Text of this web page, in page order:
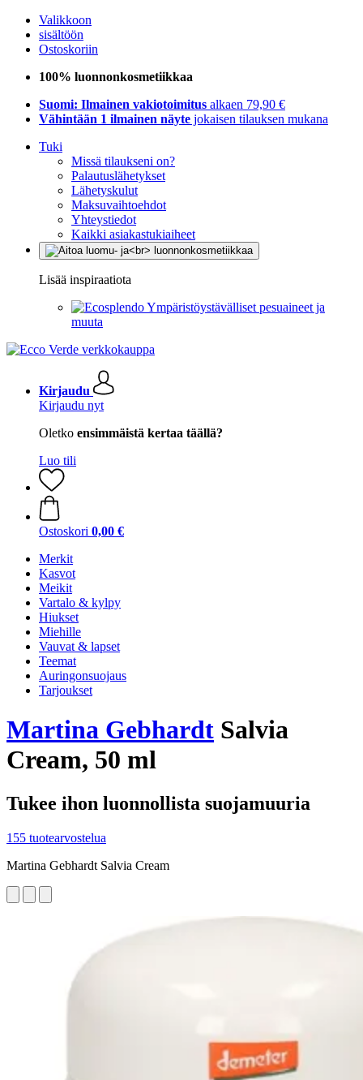
Valikkoon
sisältöön
Ostoskoriin
100% luonnonkosmetiikkaa
Suomi: Ilmainen vakiotoimitus alkaen 79,90 €
Vähintään 1 ilmainen näyte jokaisen tilauksen mukana
Tuki
Missä tilaukseni on?
Palautuslähetykset
Lähetyskulut
Maksuvaihtoehdot
Yhteystiedot
Kaikki asiakastukiaiheet
Lisää inspiraatiota
Ympäristöystävälliset pesuaineet ja
muuta
Kirjaudu
Kirjaudu nyt
Oletko ensimmäistä kertaa täällä?
Luo tili
Ostoskori 0,00 €
Merkit
Kasvot
Meikit
Vartalo & kylpy
Hiukset
Miehille
Vauvat & lapset
Teemat
Auringonsuojaus
Tarjoukset
Martina Gebhardt Salvia
Cream, 50 ml
Tukee ihon luonnollista suojamuuria
155 tuotearvostelua
Martina Gebhardt Salvia Cream